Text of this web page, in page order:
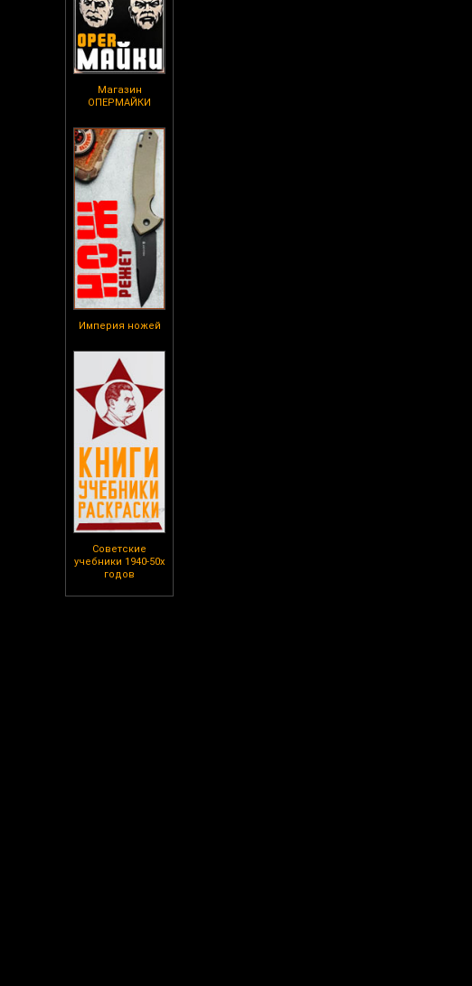
Магазин
ОПЕРМАЙКИ
Империя ножей
Советские
учебники 1940-50х
годов